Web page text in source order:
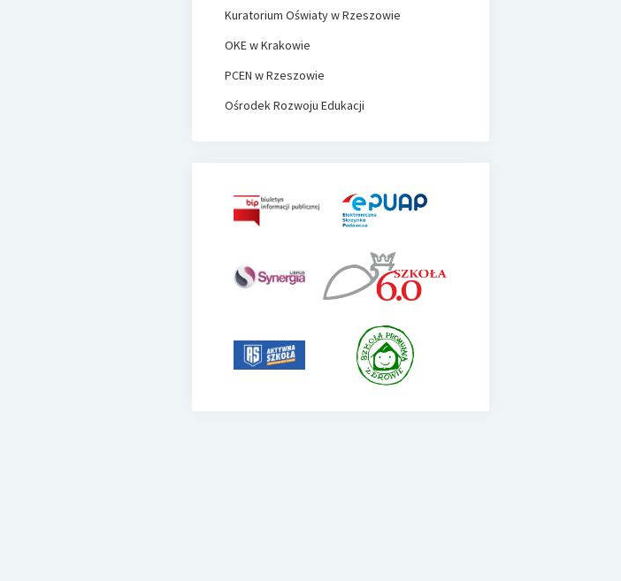
Kuratorium Oświaty w Rzeszowie
OKE w Krakowie
PCEN w Rzeszowie
Ośrodek Rozwoju Edukacji